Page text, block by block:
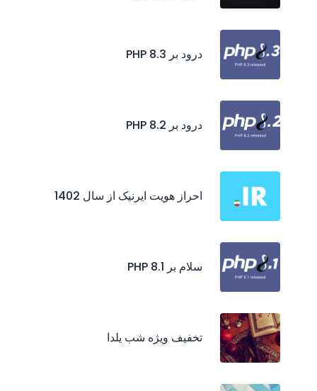
درود بر PHP 8.3
درود بر PHP 8.2
احراز هويت ايرنيک از سال 1402
سلام بر PHP 8.1
تخفیف ویژه شب یلدا